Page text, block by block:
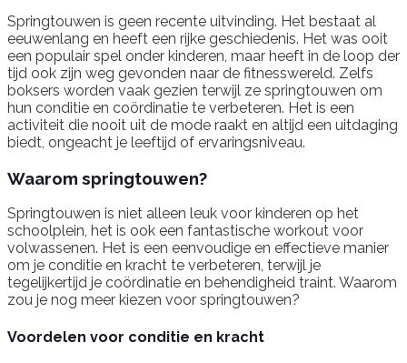
Springtouwen is geen recente uitvinding. Het bestaat al
eeuwenlang en heeft een rijke geschiedenis. Het was ooit
een populair spel onder kinderen, maar heeft in de loop der
tijd ook zijn weg gevonden naar de fitnesswereld. Zelfs
boksers worden vaak gezien terwijl ze springtouwen om
hun conditie en coördinatie te verbeteren. Het is een
activiteit die nooit uit de mode raakt en altijd een uitdaging
biedt, ongeacht je leeftijd of ervaringsniveau.
Waarom springtouwen?
Springtouwen is niet alleen leuk voor kinderen op het
schoolplein, het is ook een fantastische workout voor
volwassenen. Het is een eenvoudige en effectieve manier
om je conditie en kracht te verbeteren, terwijl je
tegelijkertijd je coördinatie en behendigheid traint. Waarom
zou je nog meer kiezen voor springtouwen?
Voordelen voor conditie en kracht